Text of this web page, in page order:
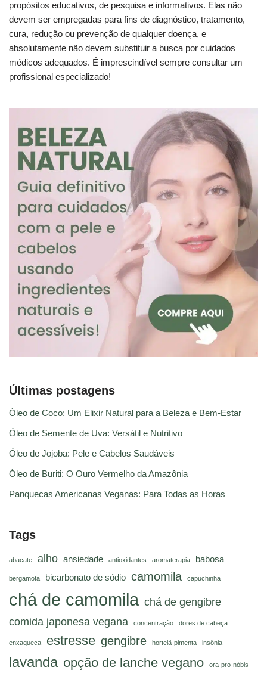
propósitos educativos, de pesquisa e informativos. Elas não
devem ser empregadas para fins de diagnóstico, tratamento,
cura, redução ou prevenção de qualquer doença, e
absolutamente não devem substituir a busca por cuidados
médicos adequados. É imprescindível sempre consultar um
profissional especializado!
Últimas postagens
Óleo de Coco: Um Elixir Natural para a Beleza e Bem-Estar
Óleo de Semente de Uva: Versátil e Nutritivo
Óleo de Jojoba: Pele e Cabelos Saudáveis
Óleo de Buriti: O Ouro Vermelho da Amazônia
Panquecas Americanas Veganas: Para Todas as Horas
Tags
abacate alho ansiedade antioxidantes aromaterapia babosa
bergamota bicarbonato de sódio camomila capuchinha
chá de camomila chá de gengibre
comida japonesa vegana
concentração dores de cabeça
enxaqueca estresse gengibre hortelã-pimenta insônia
lavanda opção de lanche vegano ora-pro-nóbis